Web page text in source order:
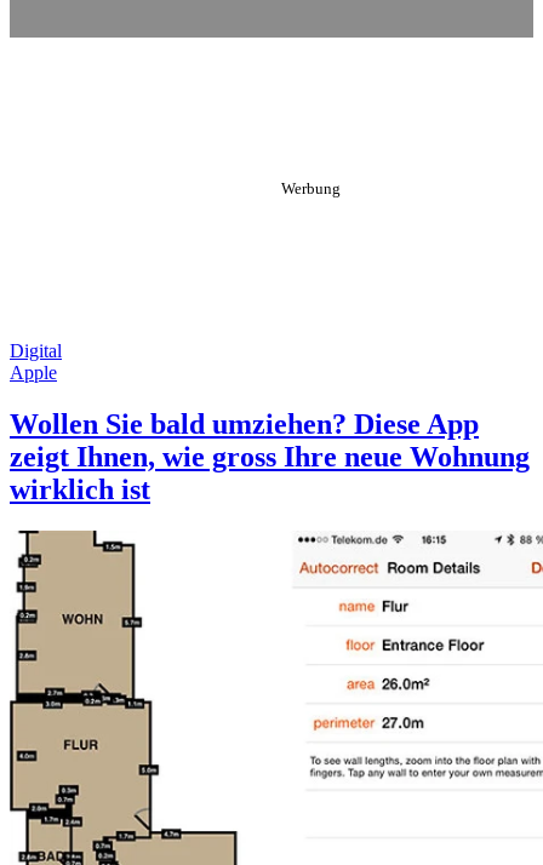
Digital
Apple
Wollen Sie bald umziehen? Diese App
zeigt Ihnen, wie gross Ihre neue Wohnung
wirklich ist